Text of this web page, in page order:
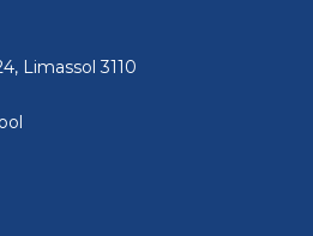
Limassol 3110